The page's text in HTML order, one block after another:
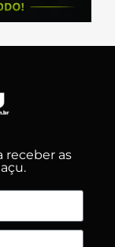
receber as